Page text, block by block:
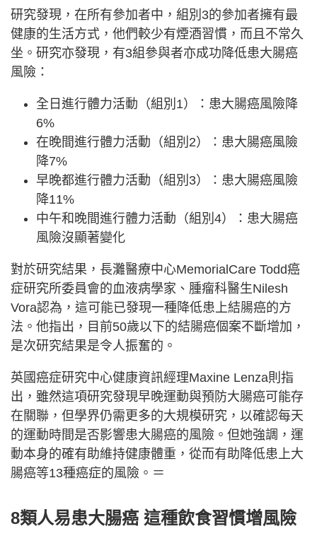
研究發現，在所有參加者中，組別3的參加者擁有最
健康的生活方式，他們較少有煙酒習慣，而且不常久
坐。研究亦發現，有3組參與者亦成功降低患大腸癌
風險：
全日進行體力活動（組別1）：患大腸癌風險降
6%
在晚間進行體力活動（組別2）：患大腸癌風險
降7%
早晚都進行體力活動（組別3）：患大腸癌風險
降11%
中午和晚間進行體力活動（組別4）：患大腸癌
風險沒顯著變化
對於研究結果，長灘醫療中心MemorialCare Todd癌
症研究所委員會的血液病學家、腫瘤科醫生Nilesh
Vora認為，這可能已發現一種降低患上結腸癌的方
法。他指出，目前50歲以下的結腸癌個案不斷增加，
是次研究結果是令人振奮的。
英國癌症研究中心健康資訊經理Maxine Lenza則指
出，雖然這項研究發現早晚運動與預防大腸癌可能存
在關聯，但學界仍需更多的大規模研究，以確認每天
的運動時間是否影響患大腸癌的風險。但她強調，運
動本身的確有助維持健康體重，從而有助降低患上大
腸癌等13種癌症的風險。＝
8類人易患大腸癌 這種飲食習慣增風險